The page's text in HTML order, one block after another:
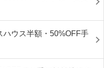
ハウス半額・50%OFF手